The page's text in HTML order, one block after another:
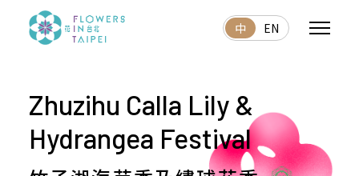
中 EN
Zhuzihu Calla Lily &
Hydrangea Festival